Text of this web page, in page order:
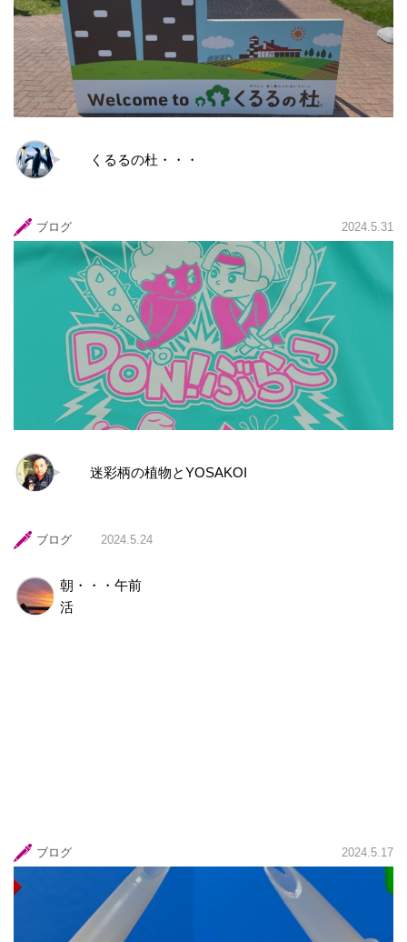
くるるの杜・・・
ブログ 2024.5.31
迷彩柄の植物とYOSAKOI
ブログ 2024.5.24
朝・・・午前
活
ブログ 2024.5.17